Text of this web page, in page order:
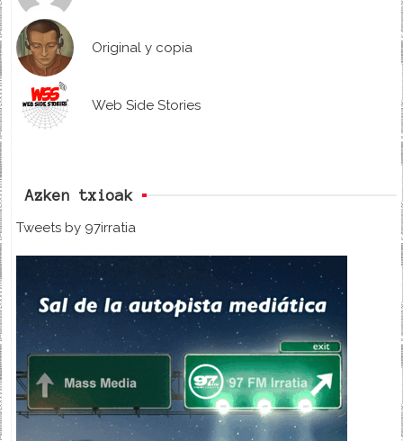
Original y copia
Web Side Stories
Azken txioak
Tweets by 97irratia